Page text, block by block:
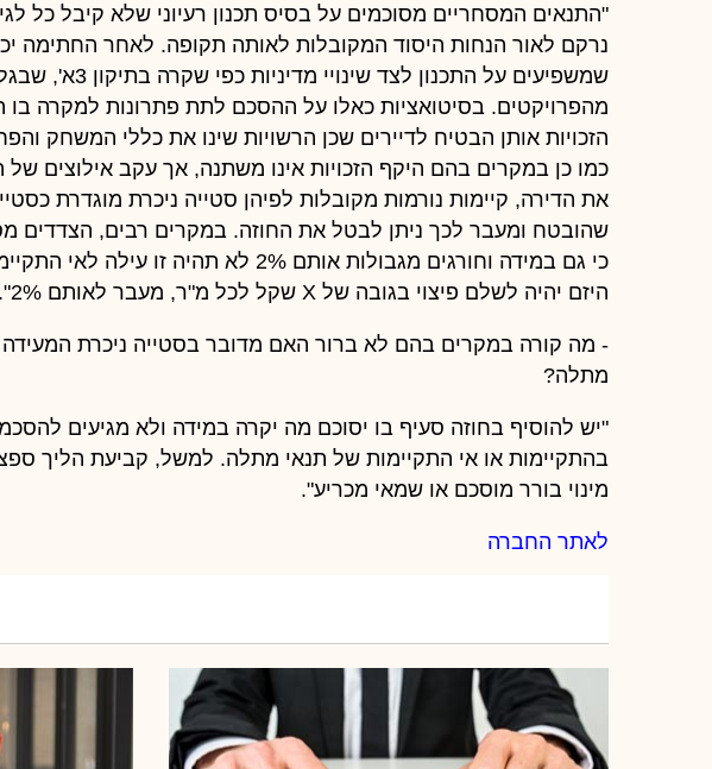
"התנאים המסחריים מסוכמים על בסיס תכנון רעיוני שלא קיבל כל
נרקם לאור הנחות היסוד המקובלות לאותה תקופה. לאחר החתימה
שמשפיעים על התכנון
מהפרויקטים. בסיטואציות כאלו על ההסכם לתת פתרונות למקרה בו
הזכויות אותן הבטיח לדיירים שכן הרשויות שינו את כללי המשחק
כמו כן במקרים בהם היקף הזכויות אינו משתנה, אך עקב אילוצים של
שהובטח ומעבר לכך ניתן לבטל את החוזה. במקרים רבים, הצדדים
כי גם במידה וחורגים מגבולות אותם 2% לא
היזם יהיה לשלם פיצוי בגובה של X שקל לכל מ"ר, מעבר לאותם 2%".
- מה קורה במקרים בהם לא ברור האם מדובר בסטייה ניכרת המעידה
מתלה?
"יש להוסיף בחוזה סעיף בו יסוכם מה יקרה במידה ולא מגיעים
בהתקיימות או אי התקיימות של תנאי מתלה. למשל, קביעת הליך
מינוי בורר מוסכם או שמאי מכריע".
לאתר החברה